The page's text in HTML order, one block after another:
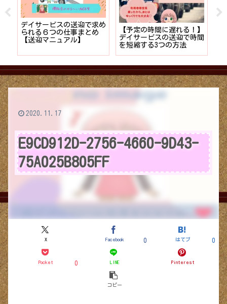
デイサービスの送迎で求め
られる６つの仕事まとめ
【送迎マニュアル】
【予定の時間に遅れる！】
デイサービスの送迎で時間
を短縮する3つの方法
E9CD912D-2756-4660-9D43-
75A025B805FF
X Facebook 0 はてブ 0
Pocket 0 LINE Pinterest
コピー
2020.11.17